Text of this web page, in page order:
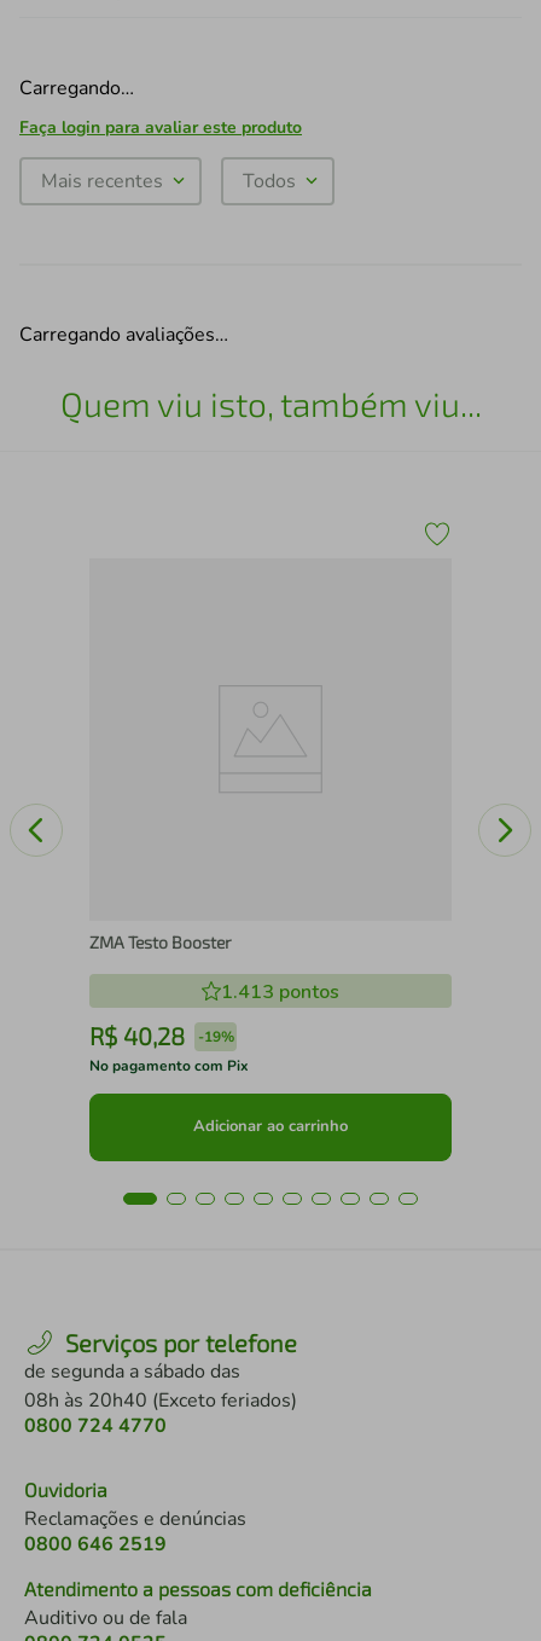
Carregando…
Faça login para avaliar este produto
Mais recentes Todos
Carregando avaliações…
Quem viu isto, também viu...
ZMA Testo Booster
1.413 pontos
R$ 40,28 -19%
No pagamento com Pix
Adicionar ao carrinho
Serviços por telefone
de segunda a sábado das
08h às 20h40 (Exceto feriados)
0800 724 4770
Ouvidoria
Reclamações e denúncias
0800 646 2519
Atendimento a pessoas com deficiência
Auditivo ou de fala